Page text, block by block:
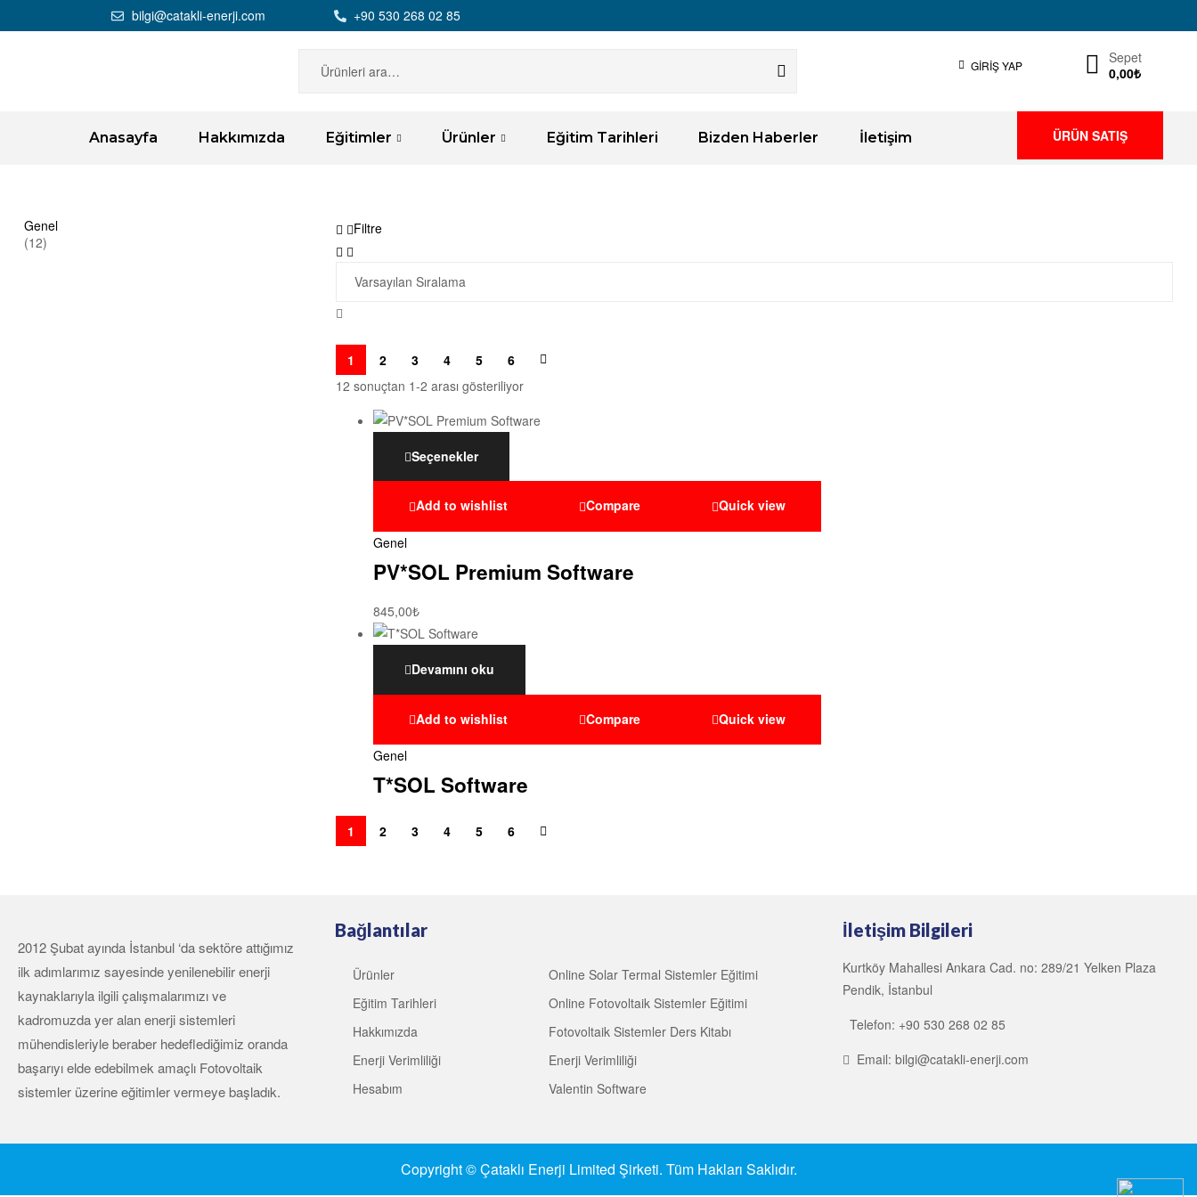
bilgi@catakli-enerji.com +90 530 268 02 85
GIRIŞ YAP
Sepet
0,00₺
Anasayfa Hakkımızda Eğitimler Ürünler Eğitim Tarihleri Bizden Haberler İletişim ÜRÜN SATIŞ
Filtre
1 2 3 4 5
6
12 sonuçtan 1-2 arası gösteriliyor
Seçenekler
Add to wishlist Compare Quick view
Genel
PV*SOL Premium Software
845,00₺
Devamını oku
Add to wishlist Compare Quick view
Genel
T*SOL Software
1 2 3 4 5 6
Genel
(12)
2012 Şubat ayında İstanbul ‘da sektöre attığımız
ilk adımlarımız sayesinde yenilenebilir enerji
kaynaklarıyla ilgili çalışmalarımızı ve
kadromuzda yer alan enerji sistemleri
mühendisleriyle beraber hedeflediğimiz oranda
başarıyı elde edebilmek amaçlı Fotovoltaik
sistemler üzerine eğitimler vermeye başladık.
Bağlantılar
Ürünler
Eğitim Tarihleri
Hakkımızda
Enerji Verimliliği
Hesabım
Online Solar Termal Sistemler Eğitimi
Online Fotovoltaik Sistemler Eğitimi
Fotovoltaik Sistemler Ders Kitabı
Enerji Verimliliği
Valentin Software
İletişim Bilgileri
Kurtköy Mahallesi Ankara Cad. no: 289/21 Yelken Plaza
Pendik, İstanbul
Telefon: +90 530 268 02 85
Email: bilgi@catakli-enerji.com
Copyright © Çataklı Enerji Limited Şirketi. Tüm Hakları Saklıdır.